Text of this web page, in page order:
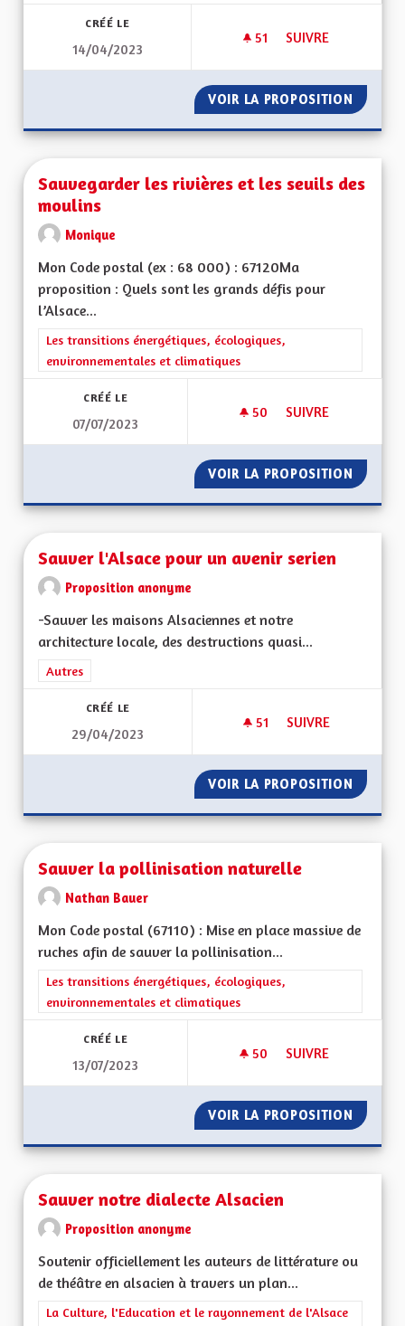
CRÉÉ LE
14/04/2023
51 51 ABONNÉS
SUIVRE
VOIR LA PROPOSITION
Sauvegarder les rivières et les seuils des
moulins
Monique
Mon Code postal (ex : 68 000) : 67120Ma
proposition : Quels sont les grands défis pour
l’Alsace...
Filtrer les résultats de la catégorie : Les transitions
Les transitions énergétiques, écologiques,
environnementales et climatiques
CRÉÉ LE
07/07/2023
50 50 ABONNÉS
SUIVRE
VOIR LA PROPOSITION
Sauver l'Alsace pour un avenir serien
Proposition anonyme
-Sauver les maisons Alsaciennes et notre
architecture locale, des destructions quasi...
Filtrer les résultats de la catégorie : Autres
Autres
CRÉÉ LE
29/04/2023
51 51 ABONNÉS
SUIVRE
VOIR LA PROPOSITION
Sauver la pollinisation naturelle
Nathan Bauer
Mon Code postal (67110) : Mise en place massive de
ruches afin de sauver la pollinisation...
Filtrer les résultats de la catégorie : Les transitions
Les transitions énergétiques, écologiques,
environnementales et climatiques
CRÉÉ LE
13/07/2023
50 50 ABONNÉS
SUIVRE
VOIR LA PROPOSITION
Sauver notre dialecte Alsacien
Proposition anonyme
Soutenir officiellement les auteurs de littérature ou
de théâtre en alsacien à travers un plan...
Filtrer les résultats de la catégorie : La Culture, l'Education et
La Culture, l'Education et le rayonnement de l'Alsace